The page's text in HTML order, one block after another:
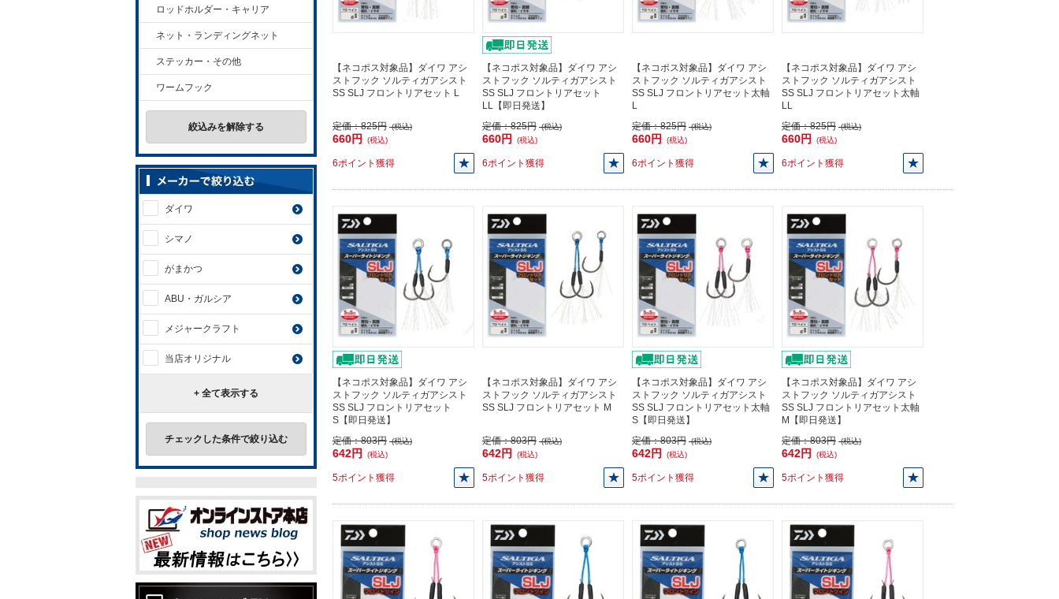
【ネコポス対象品】ダイワ アシ
ストフック ソルティガアシスト
SS SLJ フロントリアセット L
定価：825円 (税込)
660円 (税込)
6ポイント獲得
【ネコポス対象品】ダイワ アシ
ストフック ソルティガアシスト
SS SLJ フロントリアセット
LL【即日発送】
定価：825円 (税込)
660円 (税込)
6ポイント獲得
【ネコポス対象品】ダイワ アシ
ストフック ソルティガアシスト
SS SLJ フロントリアセット太軸
L
定価：825円 (税込)
660円 (税込)
6ポイント獲得
【ネコポス対象品】ダイワ アシ
ストフック ソルティガアシスト
SS SLJ フロントリアセット太軸
LL
定価：825円 (税込)
660円 (税込)
6ポイント獲得
【ネコポス対象品】ダイワ アシ
ストフック ソルティガアシスト
SS SLJ フロントリアセット
S【即日発送】
定価：803円 (税込)
642円 (税込)
5ポイント獲得
【ネコポス対象品】ダイワ アシ
ストフック ソルティガアシスト
SS SLJ フロントリアセット M
定価：803円 (税込)
642円 (税込)
5ポイント獲得
【ネコポス対象品】ダイワ アシ
ストフック ソルティガアシスト
SS SLJ フロントリアセット太軸
S【即日発送】
定価：803円 (税込)
642円 (税込)
5ポイント獲得
【ネコポス対象品】ダイワ アシ
ストフック ソルティガアシスト
SS SLJ フロントリアセット太軸
M【即日発送】
定価：803円 (税込)
642円 (税込)
5ポイント獲得
ロッドホルダー・キャリア
ネット・ランディングネット
ステッカー・その他
ワームフック
絞込みを解除する
ダイワ
シマノ
がまかつ
ABU・ガルシア
メジャークラフト
当店オリジナル
+ 全て表示する
チェックした条件で絞り込む